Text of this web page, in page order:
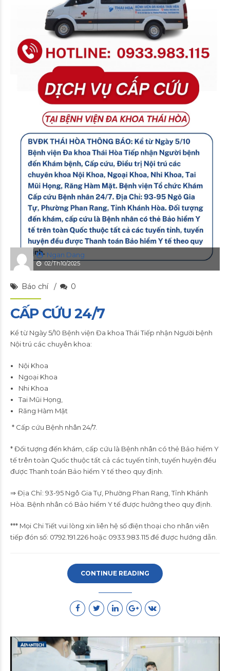
Ngan Dang
02/Th10/2025
Báo chí 0
CẤP CỨU 24/7
Kể từ Ngày 5/10 Bệnh viện Đa khoa Thái Tiếp nhận Người bệnh
Nội trú các chuyên khoa:
Nội Khoa
Ngoại Khoa
Nhi Khoa
Tai Mũi Họng,
Răng Hàm Mặt
* Cấp cứu Bệnh nhân 24/7.
* Đối tượng đến khám, cấp cứu là Bệnh nhân có thẻ Bảo hiểm Y
tế trên toàn Quốc thuộc tất cả các tuyến tỉnh, tuyến huyện đều
được Thanh toán Bảo hiểm Y tế theo quy định.
⇒ Địa Chỉ: 93-95 Ngô Gia Tự, Phường Phan Rang, Tỉnh Khánh
Hòa. Bệnh nhân có Bảo hiểm Y tế được hưởng theo quy định.
*** Mọi Chi Tiết vui lòng xin liên hệ số điện thoại cho nhân viên
tiếp đón số: 0792.191.226 hoặc 0933.983.115để được hướng dẫn.
CONTINUE READING